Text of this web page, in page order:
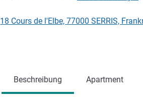
18 Cours de l'Elbe, 77000 SERRIS,
Beschreibung Apartment